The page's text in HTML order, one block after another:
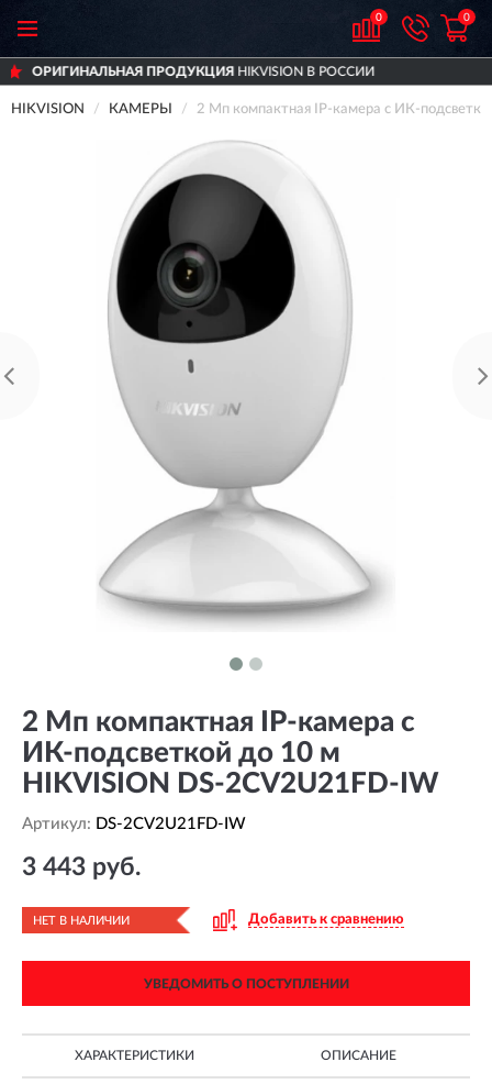
0 0
HIKVISION В РОССИИ
HIKVISION КАМЕРЫ 2 Мп компактная IP-камера с ИК-
2 Мп компактная IP-камера с
ИК-подсветкой до 10 м
HIKVISION DS-2CV2U21FD-IW
Артикул: DS-2CV2U21FD-IW
3 443 руб.
НЕТ В НАЛИЧИИ Добавить к сравнению
УВЕДОМИТЬ О ПОСТУПЛЕНИИ
ХАРАКТЕРИСТИКИ ОПИСАНИЕ